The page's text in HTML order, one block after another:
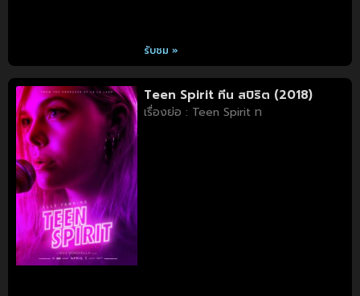
รับชม »
Teen Spirit ทีน สปิริต (2018)
เรื่องย่อ : Teen Spirit ท